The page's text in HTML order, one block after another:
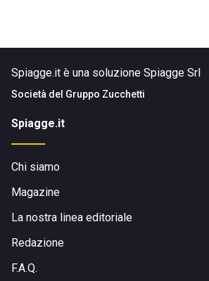
Spiagge.it è una soluzione Spiagge Srl
Società del Gruppo Zucchetti
Spiagge.it
Chi siamo
Magazine
La nostra linea editoriale
Redazione
F.A.Q.